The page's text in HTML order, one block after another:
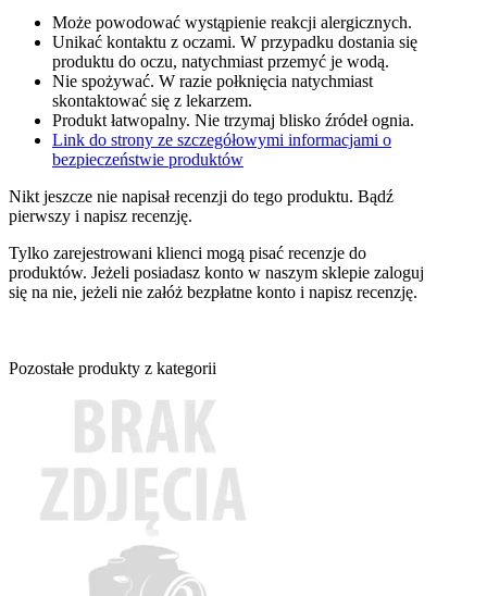
Może powodować wystąpienie reakcji alergicznych.
Unikać kontaktu z oczami. W przypadku dostania się
produktu do oczu, natychmiast przemyć je wodą.
Nie spożywać. W razie połknięcia natychmiast
skontaktować się z lekarzem.
Produkt łatwopalny. Nie trzymaj blisko źródeł ognia.
Link do strony ze szczegółowymi informacjami o
bezpieczeństwie produktów
Nikt jeszcze nie napisał recenzji do tego produktu. Bądź
pierwszy i napisz recenzję.
Tylko zarejestrowani klienci mogą pisać recenzje do
produktów. Jeżeli posiadasz konto w naszym sklepie zaloguj
się na nie, jeżeli nie załóż bezpłatne konto i napisz recenzję.
Pozostałe produkty z kategorii